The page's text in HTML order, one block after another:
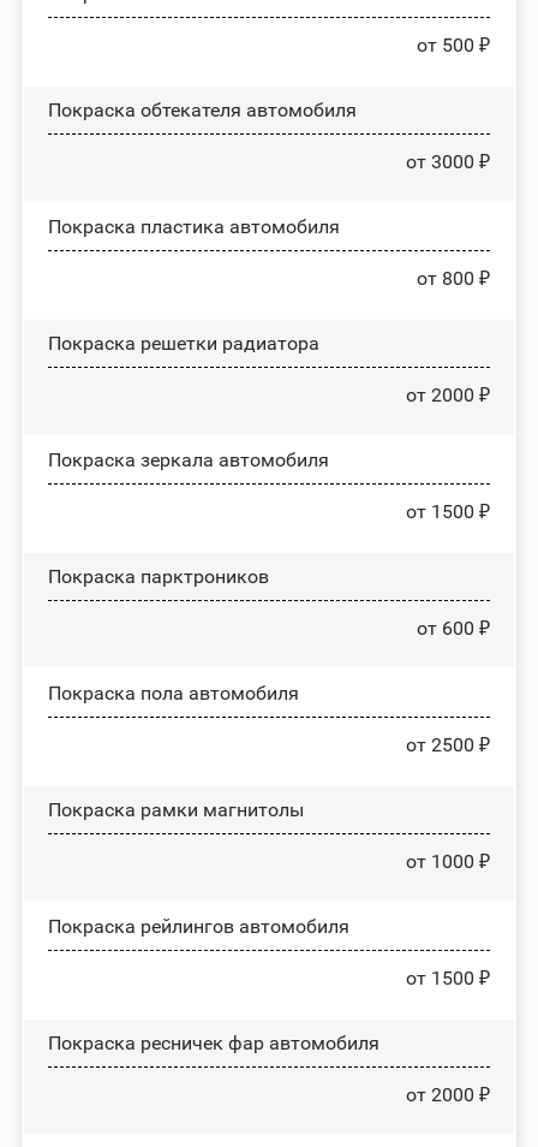
от 500 ₽
Покраска обтекателя автомобиля
от 3000 ₽
Покраска пластика автомобиля
от 800 ₽
Покраска решетки радиатора
от 2000 ₽
Покраска зеркала автомобиля
от 1500 ₽
Покраска парктроников
от 600 ₽
Покраска пола автомобиля
от 2500 ₽
Покраска рамки магнитолы
от 1000 ₽
Покраска рейлингов автомобиля
от 1500 ₽
Покраска ресничек фар автомобиля
от 2000 ₽